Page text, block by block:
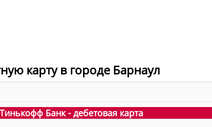
карту в городе Барнаул
Тинькофф Банк - дебетовая карта